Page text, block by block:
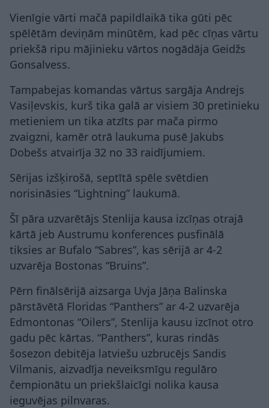
Vienīgie vārti mačā papildlaikā tika gūti pēc
spēlētām deviņām minūtēm, kad pēc cīņas vārtu
priekšā ripu mājinieku vārtos nogādāja Geidžs
Gonsalvess.
Tampabejas komandas vārtus sargāja Andrejs
Vasiļevskis, kurš tika galā ar visiem 30 pretinieku
metieniem un tika atzīts par mača pirmo
zvaigzni, kamēr otrā laukuma pusē Jakubs
Dobešs atvairīja 32 no 33 raidījumiem.
Sērijas izšķirošā, septītā spēle svētdien
norisināsies “Lightning” laukumā.
Šī pāra uzvarētājs Stenlija kausa izcīņas otrajā
kārtā jeb Austrumu konferences pusfinālā
tiksies ar Bufalo “Sabres”, kas sērijā ar 4-2
uzvarēja Bostonas “Bruins”.
Pērn finālsērijā aizsarga Uvja Jāņa Balinska
pārstāvētā Floridas “Panthers” ar 4-2 uzvarēja
Edmontonas “Oilers”, Stenlija kausu izcīnot otro
gadu pēc kārtas. “Panthers”, kuras rindās
šosezon debitēja latviešu uzbrucējs Sandis
Vilmanis, aizvadīja neveiksmīgu regulāro
čempionātu un priekšlaicīgi nolika kausa
ieguvējas pilnvaras.